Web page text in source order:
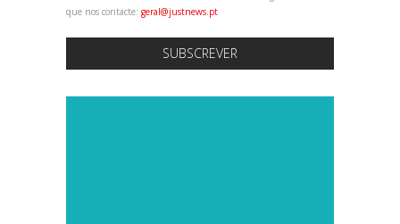
que nos contacte: geral@justnews.pt
SUBSCREVER